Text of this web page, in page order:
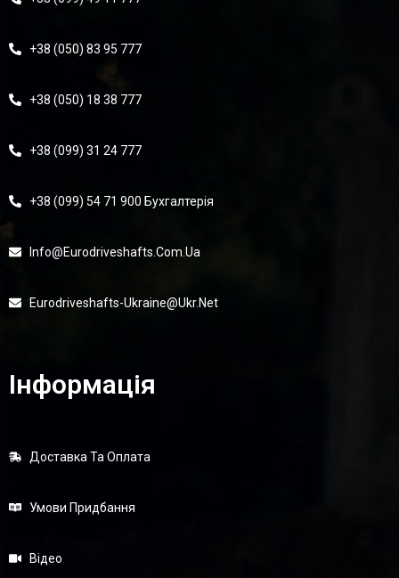
+38 (050) 83 95 777
+38 (050) 18 38 777
+38 (099) 31 24 777
+38 (099) 54 71 900 Бухгалтерія
Info@eurodriveshafts.com.ua
Eurodriveshafts-Ukraine@ukr.net
Інформація
Доставка Та Оплата
Умови Придбання
Відео